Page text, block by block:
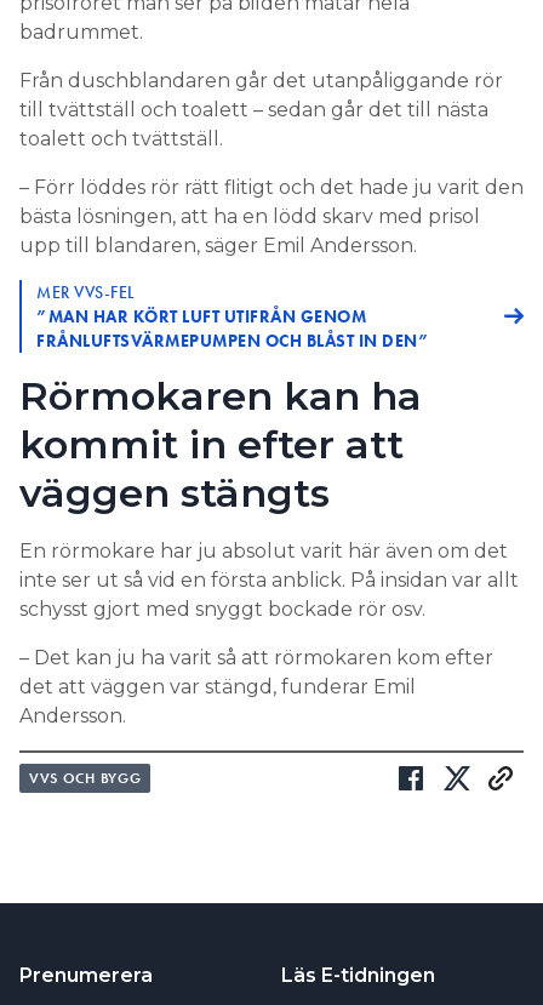
badrummet.
Från duschblandaren går det utanpåliggande rör
till tvättställ och toalett – sedan går det till nästa
toalett och tvättställ.
– Förr löddes rör rätt flitigt och det hade ju varit den
bästa lösningen, att ha en lödd skarv med prisol
upp till blandaren, säger Emil Andersson.
MER VVS-FEL
”MAN HAR KÖRT LUFT UTIFRÅN GENOM
FRÅNLUFTSVÄRMEPUMPEN OCH BLÅST IN DEN”
Rörmokaren kan ha
kommit in efter att
väggen stängts
En rörmokare har ju absolut varit här även om det
inte ser ut så vid en första anblick. På insidan var allt
schysst gjort med snyggt bockade rör osv.
– Det kan ju ha varit så att rörmokaren kom efter
det att väggen var stängd, funderar Emil
Andersson.
VVS OCH BYGG
Prenumerera Läs E-tidningen